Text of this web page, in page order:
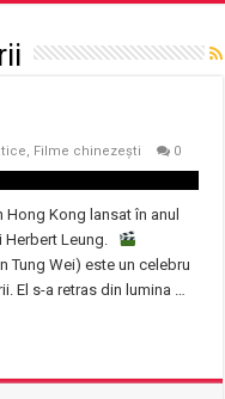
, Filme chinezești 0
Kong lansat în anul
Herbert Leung.
Tung Wei) este un celebru
El s-a retras din lumina …